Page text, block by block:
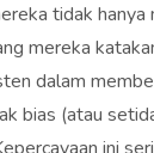
tidak
mereka
dalam
bias (atau